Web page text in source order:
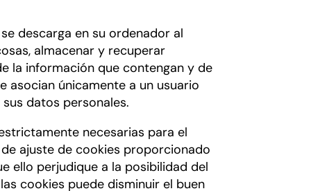
descarga en su ordenador al
almacenar y recuperar
la información que contengan y de
asocian únicamente a un usuario
datos personales.
necesarias para el
ajuste de cookies proporcionado
ello perjudique a la posibilidad del
cookies puede disminuir el buen